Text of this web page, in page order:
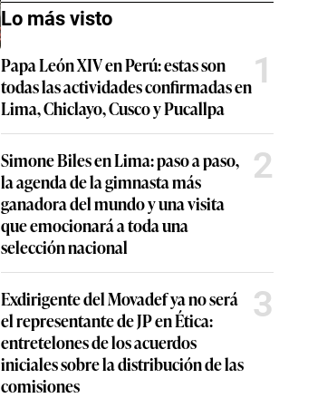
Lo más visto
Papa León XIV en Perú: estas son
todas las actividades confirmadas en
Lima, Chiclayo, Cusco y Pucallpa
1
Simone Biles en Lima: paso a paso,
la agenda de la gimnasta más
ganadora del mundo y una visita
que emocionará a toda una
selección nacional
2
Exdirigente del Movadef ya no será
el representante de JP en Ética:
entretelones de los acuerdos
iniciales sobre la distribución de las
comisiones
3